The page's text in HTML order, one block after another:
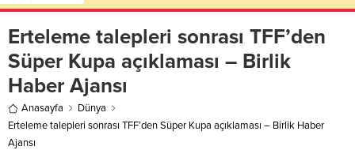
Erteleme talepleri sonrası TFF’den
Süper Kupa açıklaması – Birlik
Haber Ajansı
Anasayfa
Dünya
Erteleme talepleri sonrası TFF’den Süper Kupa açıklaması – Birlik Haber
Ajansı